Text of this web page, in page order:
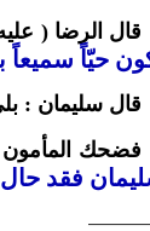
قال الرضا (
حيّاً سميعاً
قال سليمان :
فضحك المأمون
فقد حال